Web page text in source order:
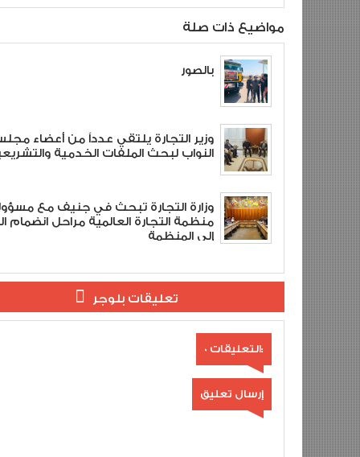
مواضيع ذات صلة
بالصور
وزير التجارة يلتقي عدداً من أعضاء
النواب لبحث الملفات الخدمية
وزارة التجارة تبحث في جنيف مع
منظمة التجارة العالمية مراحل انضمام
إلى المنظمة
تعليقات بلوجر
0 التعليقات:
إرسال تعليق